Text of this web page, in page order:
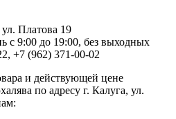
Платова 19
с 9:00 до 19:00, без выходных
+7 (962) 371-00-02
и действующей цене
по адресу г. Калуга, ул.